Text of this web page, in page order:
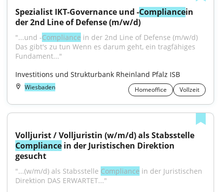
Spezialist IKT-Governance und -Compliancein
der 2nd Line of Defense (m/w/d)
"...und -Compliance in der 2nd Line of Defense (m/w/d)
Das gibt's zu tun Wenn es darum geht, ein tragfähiges
Fundament..."
Investitions und Strukturbank Rheinland Pfalz ISB
Wiesbaden Homeoffice Vollzeit
Compliance in der Juristischen Direktion
gesucht
"...(w/m/d) als Stabsstelle Compliance in der Juristischen
Direktion DAS ERWARTET..."